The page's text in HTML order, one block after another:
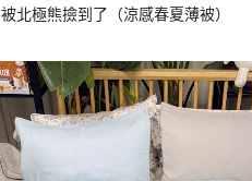
被北極熊撿到了（涼感春夏薄被）